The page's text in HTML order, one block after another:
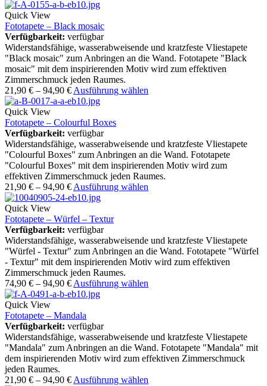
Quick View
Fototapete – Black mosaic
Verfügbarkeit: verfügbar
Widerstandsfähige, wasserabweisende und kratzfeste Vliestapete
"Black mosaic" zum Anbringen an die Wand. Fototapete "Black
mosaic" mit dem inspirierenden Motiv wird zum effektiven
Zimmerschmuck jeden Raumes.
21,90 € – 94,90 € Ausführung wählen
Quick View
Fototapete – Colourful Boxes
Verfügbarkeit: verfügbar
Widerstandsfähige, wasserabweisende und kratzfeste Vliestapete
"Colourful Boxes" zum Anbringen an die Wand. Fototapete
"Colourful Boxes" mit dem inspirierenden Motiv wird zum
effektiven Zimmerschmuck jeden Raumes.
21,90 € – 94,90 € Ausführung wählen
Quick View
Fototapete – Würfel – Textur
Verfügbarkeit: verfügbar
Widerstandsfähige, wasserabweisende und kratzfeste Vliestapete
"Würfel - Textur" zum Anbringen an die Wand. Fototapete "Würfel
- Textur" mit dem inspirierenden Motiv wird zum effektiven
Zimmerschmuck jeden Raumes.
74,90 € – 94,90 € Ausführung wählen
Quick View
Fototapete – Mandala
Verfügbarkeit: verfügbar
Widerstandsfähige, wasserabweisende und kratzfeste Vliestapete
"Mandala" zum Anbringen an die Wand. Fototapete "Mandala" mit
dem inspirierenden Motiv wird zum effektiven Zimmerschmuck
jeden Raumes.
21,90 € – 94,90 € Ausführung wählen